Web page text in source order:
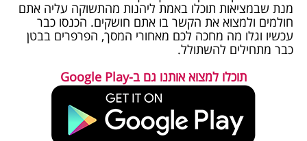
מנת שבמציאות תוכלו באמת ליהנות מהתשוקה עליה אתם
חולמים ולמצוא את הקשר בו אתם חושקים. הכנסו כבר
עכשיו וגלו מה מחכה לכם מאחורי המסך, הפרפרים בבטן
כבר מתחילים להשתולל.
תוכלו למצוא אותנו גם ב-Google Play